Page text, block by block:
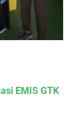
EMIS GTK